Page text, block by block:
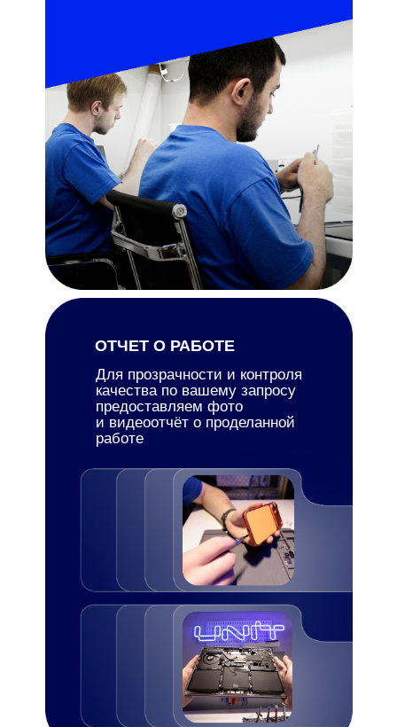
Для прозрачности и контроля
качества по вашему запросу
предоставляем фото
и видеоотчёт о проделанной
работе
ОТЧЕТ О РАБОТЕ